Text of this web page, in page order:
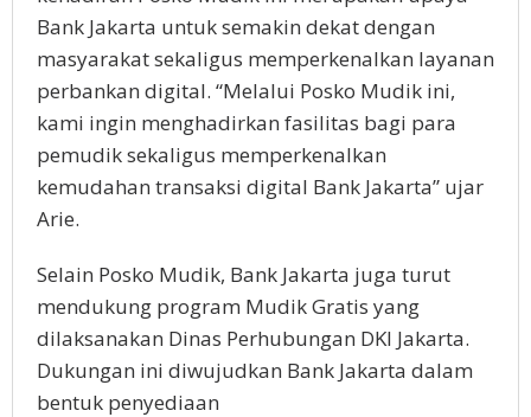
Bank Jakarta untuk semakin dekat dengan
masyarakat sekaligus memperkenalkan layanan
perbankan digital. “Melalui Posko Mudik ini,
kami ingin menghadirkan fasilitas bagi para
pemudik sekaligus memperkenalkan
kemudahan transaksi digital Bank Jakarta” ujar
Arie.
Selain Posko Mudik, Bank Jakarta juga turut
mendukung program Mudik Gratis yang
dilaksanakan Dinas Perhubungan DKI Jakarta.
Dukungan ini diwujudkan Bank Jakarta dalam
bentuk penyediaan